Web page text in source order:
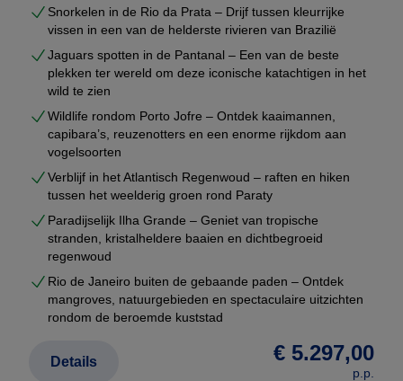
Vraag uw maatwerkreis aan
Wilt u een rondreis Brazilië die écht bij u past?
Vraag dan uw persoonlijke reisvoorstel aan. U
logistiek — volledig vrijblijvend.
Snorkelen in de Rio da Prata – Drijf tussen kleurrijke
vissen in een van de helderste rivieren van Brazilië
Jaguars spotten in de Pantanal – Een van de beste
plekken ter wereld om deze iconische katachtigen in het
wild te zien
Wildlife rondom Porto Jofre – Ontdek kaaimannen,
capibara’s, reuzenotters en een enorme rijkdom aan
vogelsoorten
Verblijf in het Atlantisch Regenwoud – raften en hiken
tussen het weelderig groen rond Paraty
Paradijselijk Ilha Grande – Geniet van tropische
stranden, kristalheldere baaien en dichtbegroeid
regenwoud
Rio de Janeiro buiten de gebaande paden – Ontdek
mangroves, natuurgebieden en spectaculaire uitzichten
rondom de beroemde kuststad
€ 5.297,00
p.p.
Details